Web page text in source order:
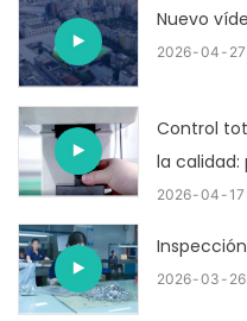
Nuevo
2026 04 27
Control
la calidad:
2026 04 17
2026 03 26